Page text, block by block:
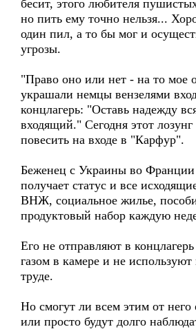
бесит, этого любителя
но пить ему точно нельзя...
один пил, а то бы мог и
угрозы.
"Право оно или нет - на то мое
украшали немцы вензелями
концлагерь: "Оставь надежду
входящий." Сегодня этот
повесить на входе в "Карфур".
Беженец с Украины во Франции
получает статус и все
ВНЖ, социальное жилье,
продуктовый набор каждую
Его не отправляют в
газом в камере и не используют
труде.
Но смогут ли всем этим от него
или просто будут долго